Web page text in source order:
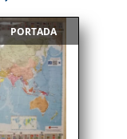
PORTADA